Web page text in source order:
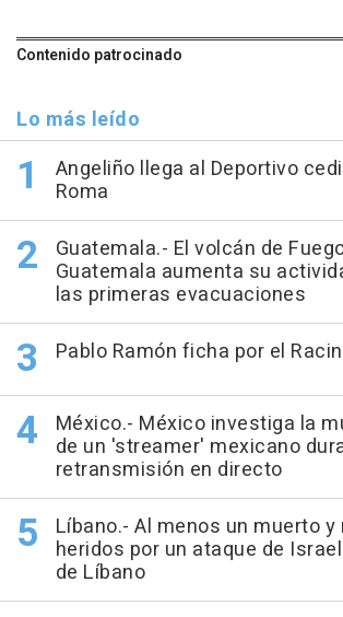
Contenido patrocinado
Lo más leído
Angeliño llega al Deportivo
Roma
Guatemala.- El volcán de
Guatemala aumenta su
las primeras evacuaciones
Pablo Ramón ficha por el
México.- México investiga la
de un 'streamer' mexicano
retransmisión en directo
Líbano.- Al menos un muerto
heridos por un ataque de
de Líbano